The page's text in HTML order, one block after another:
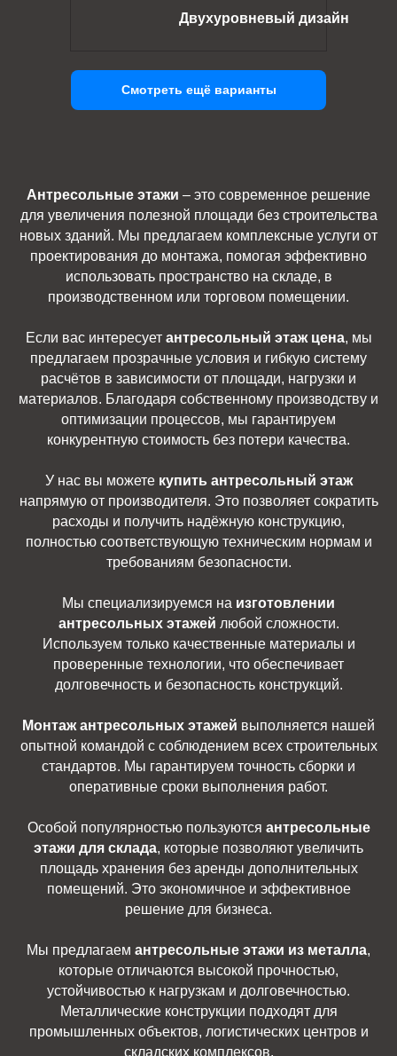
Двухуровневый дизайн
Смотреть ещё варианты
Антресольные этажи – это современное решение
для увеличения полезной площади без строительства
новых зданий. Мы предлагаем комплексные услуги от
проектирования до монтажа, помогая эффективно
использовать пространство на складе, в
производственном или торговом помещении.
Если вас интересует антресольный этаж цена, мы
предлагаем прозрачные условия и гибкую систему
расчётов в зависимости от площади, нагрузки и
материалов. Благодаря собственному производству и
оптимизации процессов, мы гарантируем
конкурентную стоимость без потери качества.
У нас вы можете купить антресольный этаж
напрямую от производителя. Это позволяет сократить
расходы и получить надёжную конструкцию,
полностью соответствующую техническим нормам и
требованиям безопасности.
Мы специализируемся на изготовлении
антресольных этажей любой сложности.
Используем только качественные материалы и
проверенные технологии, что обеспечивает
долговечность и безопасность конструкций.
Монтаж антресольных этажей выполняется нашей
опытной командой с соблюдением всех строительных
стандартов. Мы гарантируем точность сборки и
оперативные сроки выполнения работ.
Особой популярностью пользуются антресольные
этажи для склада, которые позволяют увеличить
площадь хранения без аренды дополнительных
помещений. Это экономичное и эффективное
решение для бизнеса.
Мы предлагаем антресольные этажи из металла,
которые отличаются высокой прочностью,
устойчивостью к нагрузкам и долговечностью.
Металлические конструкции подходят для
промышленных объектов, логистических центров и
складских комплексов.